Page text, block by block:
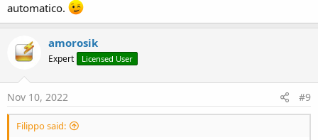
automatico.
amorosik
Expert Licensed User
Nov 10, 2022 #9
Filippo said: